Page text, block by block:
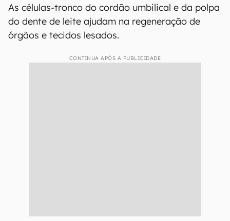
As células-tronco do cordão umbilical e da polpa
do dente de leite ajudam na regeneração de
órgãos e tecidos lesados.
CONTINUA APÓS A PUBLICIDADE